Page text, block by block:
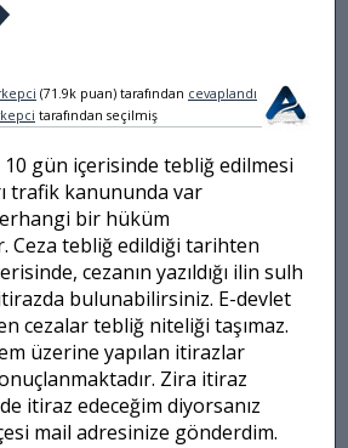
(71.9k puan) tarafından cevaplandı
tarafından seçilmiş
10 gün içerisinde tebliğ edilmesi
trafik kanununda var
bir hüküm
Ceza tebliğ edildiği tarihten
cezanın yazıldığı ilin sulh
bulunabilirsiniz. E-devlet
cezalar tebliğ niteliği taşımaz.
üzerine yapılan itirazlar
Zira itiraz
itiraz edeceğim diyorsanız
mail adresinize gönderdim.